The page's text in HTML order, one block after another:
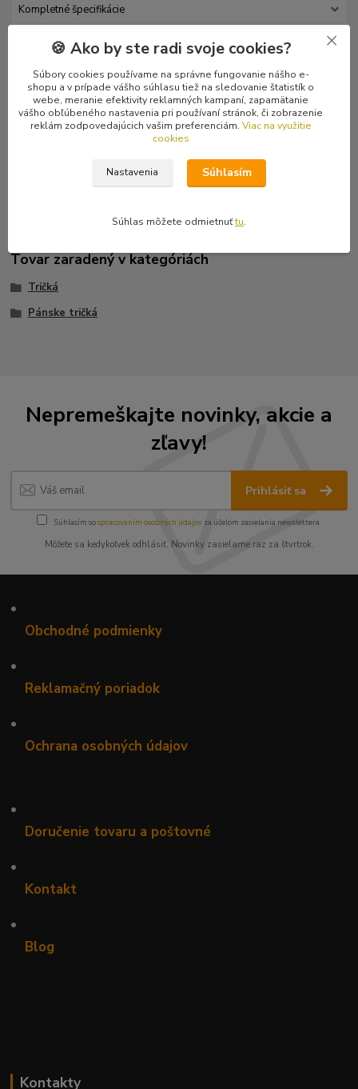
Kompletné špecifikácie
Hodnotenie 0
Komentáre 0
Kompletné špecifikácie
Čierne pánske tričko s krátkym rukávom a nápisom I hate this
town (nenávidím toto mesto).
Tovar zaradený v kategóriách
Tričká
Pánske tričká
Nepremeškajte novinky, akcie a
zľavy!
Prihlásiť sa
Súhlasím sospracovaním osobných údajov za účelom zasielania newslettera.
Môžete sa kedykoľvek odhlásiť. Novinky zasielame raz za štvrťrok.
•
Obchodné podmienky
•
Reklamačný poriadok
•
Ochrana osobných údajov
•
Doručenie tovaru a poštovné
•
Kontakt
•
Blog
Kontakty
🍪 Ako by ste radi svoje cookies?
Súbory cookies používame na správne fungovanie nášho e-
shopu a v prípade vášho súhlasu tiež na sledovanie štatistík o
webe, meranie efektivity reklamných kampaní, zapamätanie
vášho obľúbeného nastavenia pri používaní stránok, či zobrazenie
reklám zodpovedajúcich vašim preferenciám. Viac na využitie
cookies
Nastavenia Súhlasím
Súhlas môžete odmietnuťtu.